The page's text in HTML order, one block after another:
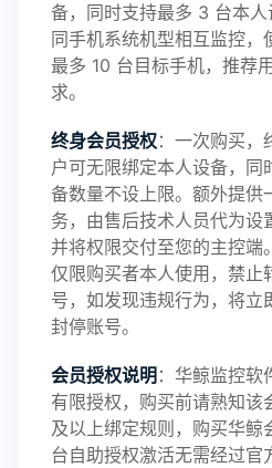
2025-01-13 V3.7
2024-10-08 V3.6
2024-03-16 V3.5
2023-01-12 V3.3
备，同时支持最多 3 台本
同手机系统机型相互监控，
最多 10 台目标手机，推荐
求。
终身会员授权：一次购买，
户可无限绑定本人设备，同
备数量不设上限。额外提供
务，由售后技术人员代为设
并将权限交付至您的主控端
仅限购买者本人使用，禁止
号，如发现违规行为，将立
封停账号。
会员授权说明 ：华鲸监控软
有限授权，购买前请熟知该
及以上绑定规则，购买华鲸
台自助授权激活无需经过官